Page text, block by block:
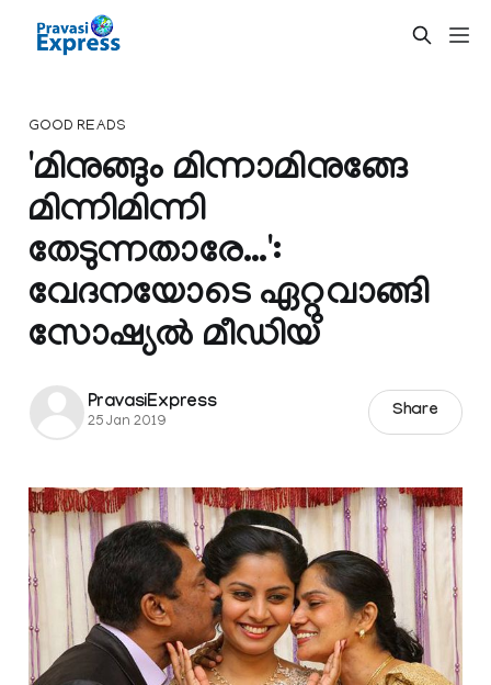
GOOD READS
'മിനുങ്ങും മിന്നാമിനുങ്ങേ
മിന്നിമിന്നി
തേടുന്നതാരേ...':
വേദനയോടെ ഏറ്റുവാങ്ങി
സോഷ്യൽ മീഡിയ
PravasiExpress
25 Jan 2019
Share